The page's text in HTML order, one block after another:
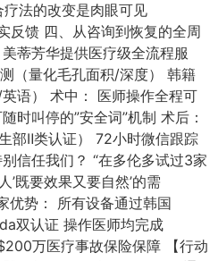
法的改变是肉眼可见
馈 四、从咨询到恢复的全周
蒂芳华提供医疗级全流程服
（量化毛孔面积/深度） 韩籍
语） 术中： 医师操作全程可
时叫停的”安全词”机制 术后：
部Ⅱ类认证） 72小时微信跟踪
信任我们？ “在多伦多试过3家
既要效果又要自然’的需
势： 所有设备通过韩国
双认证 操作医师均完成
万医疗事故保险保障 【行动